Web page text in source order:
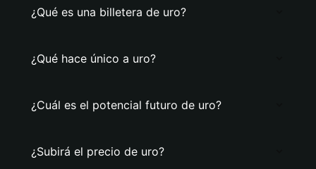
¿Qué es una billetera de uro?
¿Qué hace único a uro?
¿Cuál es el potencial futuro de uro?
¿Subirá el precio de uro?